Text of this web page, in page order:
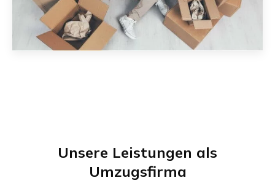
Unsere Leistungen als
Umzugsfirma